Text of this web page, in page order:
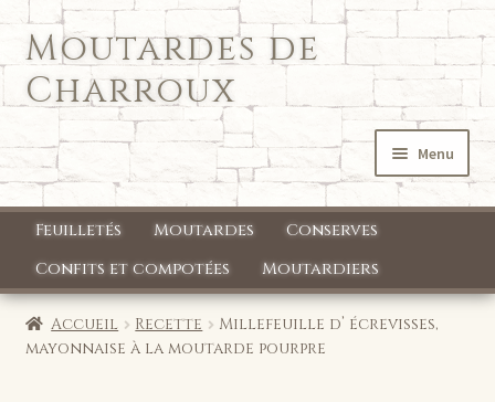
Aller
à
la
navigation
Aller
au
contenu
Moutardes de
Charroux
Menu
Accueil
Qui sommes nous ?
Mon compte
Feuilletés Moutardes
Conserves
Confits et compotées
Moutardiers
Accueil Recette
Millefeuille d’ écrevisses,
mayonnaise à la moutarde pourpre